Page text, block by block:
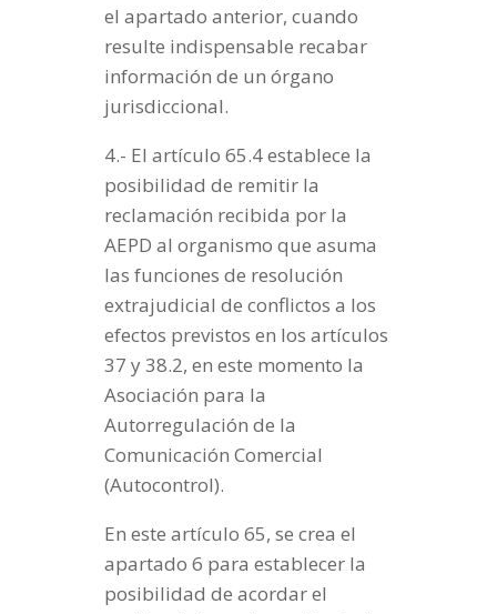
el apartado anterior, cuando
resulte indispensable recabar
información de un órgano
jurisdiccional.
4.- El artículo 65.4 establece la
posibilidad de remitir la
reclamación recibida por la
AEPD al organismo que asuma
las funciones de resolución
extrajudicial de conflictos a los
efectos previstos en los artículos
37 y 38.2, en este momento la
Asociación para la
Autorregulación de la
Comunicación Comercial
(Autocontrol).
En este artículo 65, se crea el
apartado 6 para establecer la
posibilidad de acordar el